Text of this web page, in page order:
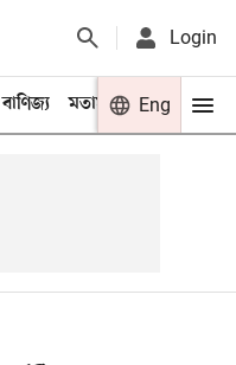
Login
বাণিজ্য মতামত খেলা
Eng